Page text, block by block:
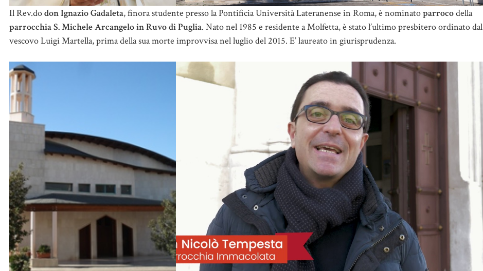
Il Rev.dodon Ignazio Gadaleta, finora studente presso la Pontificia Università Lateranense in Roma, è nominatoparrocodella
parrocchia S. Michele Arcangelo in Ruvo di Puglia. Nato nel 1985 e residente a Molfetta, è stato l’ultimo presbitero ordinato dal
vescovo Luigi Martella, prima della sua morte improvvisa nel luglio del 2015. E’ laureato in giurisprudenza.